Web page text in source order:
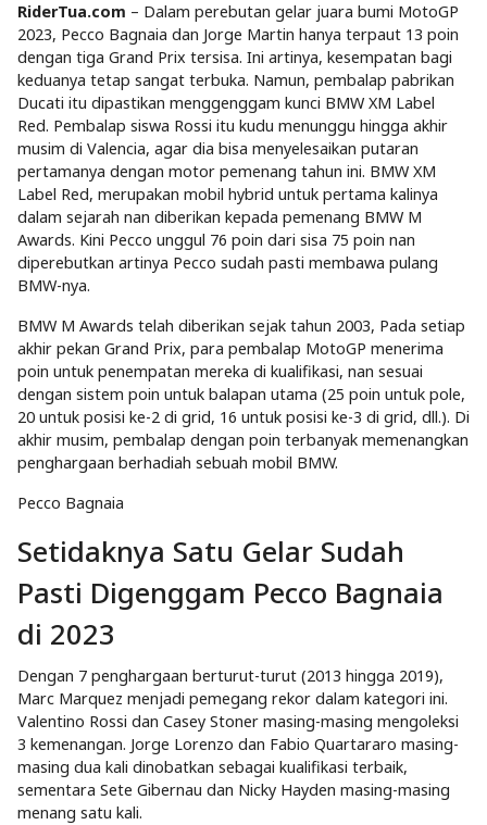
RiderTua.com – Dalam perebutan gelar juara bumi MotoGP
2023, Pecco Bagnaia dan Jorge Martin hanya terpaut 13 poin
dengan tiga Grand Prix tersisa. Ini artinya, kesempatan bagi
keduanya tetap sangat terbuka. Namun, pembalap pabrikan
Ducati itu dipastikan menggenggam kunci BMW XM Label
Red. Pembalap siswa Rossi itu kudu menunggu hingga akhir
musim di Valencia, agar dia bisa menyelesaikan putaran
pertamanya dengan motor pemenang tahun ini. BMW XM
Label Red, merupakan mobil hybrid untuk pertama kalinya
dalam sejarah nan diberikan kepada pemenang BMW M
Awards. Kini Pecco unggul 76 poin dari sisa 75 poin nan
diperebutkan artinya Pecco sudah pasti membawa pulang
BMW-nya.
BMW M Awards telah diberikan sejak tahun 2003, Pada setiap
akhir pekan Grand Prix, para pembalap MotoGP menerima
poin untuk penempatan mereka di kualifikasi, nan sesuai
dengan sistem poin untuk balapan utama (25 poin untuk pole,
20 untuk posisi ke-2 di grid, 16 untuk posisi ke-3 di grid, dll.). Di
akhir musim, pembalap dengan poin terbanyak memenangkan
penghargaan berhadiah sebuah mobil BMW.
Pecco Bagnaia
Setidaknya Satu Gelar Sudah
Pasti Digenggam Pecco Bagnaia
di 2023
Dengan 7 penghargaan berturut-turut (2013 hingga 2019),
Marc Marquez menjadi pemegang rekor dalam kategori ini.
Valentino Rossi dan Casey Stoner masing-masing mengoleksi
3 kemenangan. Jorge Lorenzo dan Fabio Quartararo masing-
masing dua kali dinobatkan sebagai kualifikasi terbaik,
sementara Sete Gibernau dan Nicky Hayden masing-masing
menang satu kali.